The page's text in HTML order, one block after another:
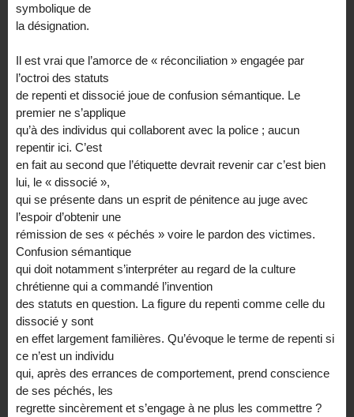
symbolique de
la désignation.
Il est vrai que l’amorce de « réconciliation » engagée par
l’octroi des statuts
de repenti et dissocié joue de confusion sémantique. Le
premier ne s’applique
qu’à des individus qui collaborent avec la police ; aucun
repentir ici. C’est
en fait au second que l’étiquette devrait revenir car c’est bien
lui, le « dissocié »,
qui se présente dans un esprit de pénitence au juge avec
l’espoir d’obtenir une
rémission de ses « péchés » voire le pardon des victimes.
Confusion sémantique
qui doit notamment s’interpréter au regard de la culture
chrétienne qui a commandé l’invention
des statuts en question. La figure du repenti comme celle du
dissocié y sont
en effet largement familières. Qu’évoque le terme de repenti si
ce n’est un individu
qui, après des errances de comportement, prend conscience
de ses péchés, les
regrette sincèrement et s’engage à ne plus les commettre ?